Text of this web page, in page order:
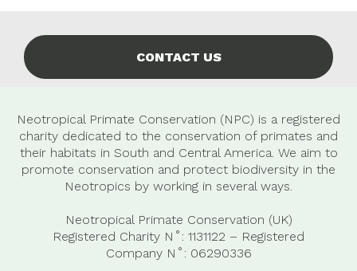
CONTACT US
Neotropical Primate Conservation (NPC) is a registered
charity dedicated to the conservation of primates and
their habitats in South and Central America. We aim to
promote conservation and protect biodiversity in the
Neotropics by working in several ways.
Neotropical Primate Conservation (UK)
Registered Charity N˚: 1131122 – Registered
Company N˚: 06290336